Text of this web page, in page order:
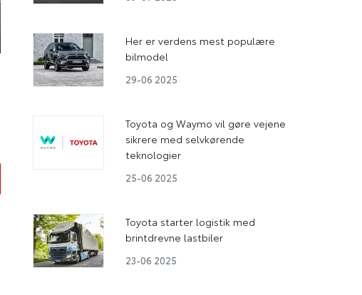
Her er verdens mest populære
bilmodel
29-06 2025
Toyota og Waymo vil gøre vejene
sikrere med selvkørende
teknologier
25-06 2025
Toyota starter logistik med
brintdrevne lastbiler
23-06 2025